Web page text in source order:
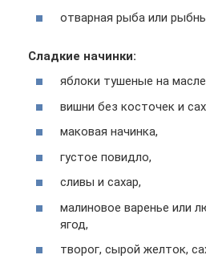
отварная рыба или
Сладкие начинки:
яблоки тушеные на
вишни без косточек и
маковая начинка,
густое повидло,
сливы и сахар,
малиновое варенье или
ягод,
творог, сырой желток,